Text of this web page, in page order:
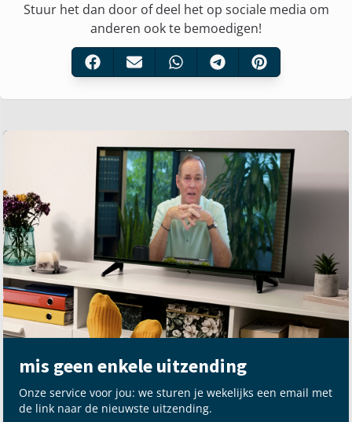
Stuur het dan door of deel het op sociale media om
anderen ook te bemoedigen!
mis geen enkele uitzending
Onze service voor jou: we sturen je wekelijks een email met
de link naar de nieuwste uitzending.